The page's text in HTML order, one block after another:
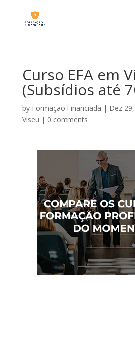
Curso EFA em
(Subsídios até
by Formação Financiada | Dez
Viseu | 0 comments